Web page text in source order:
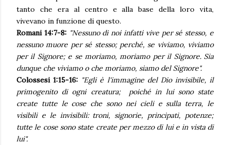
tanto che era al centro e alla base della loro vita,
vivevano in funzione di questo.
Romani 14:7-8: "Nessuno di noi infatti vive per sé stesso, e
nessuno muore per sé stesso; perché, se viviamo, viviamo
per il Signore; e se moriamo, moriamo per il Signore. Sia
dunque che viviamo o che moriamo, siamo del Signore".
Colossesi 1:15-16: "Egli è l'immagine del Dio invisibile, il
primogenito di ogni creatura; poiché in lui sono state
create tutte le cose che sono nei cieli e sulla terra, le
visibili e le invisibili: troni, signorie, principati, potenze;
tutte le cose sono state create per mezzo di lui e in vista di
lui".